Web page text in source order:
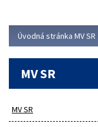
Úvodná stránka MV SR
MV SR
MV SR